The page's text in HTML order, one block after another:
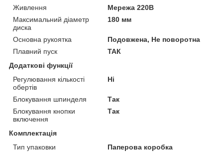
Живлення
Мережа 220В
Максимальний діаметр
диска
180 мм
Основна рукоятка
Подовжена, Не поворотна
Плавний пуск
ТАК
Додаткові функції
Регулювання кількості
обертів
Ні
Блокування шпинделя
Так
Блокування кнопки
включення
Так
Комплектація
Тип упаковки
Паперова коробка